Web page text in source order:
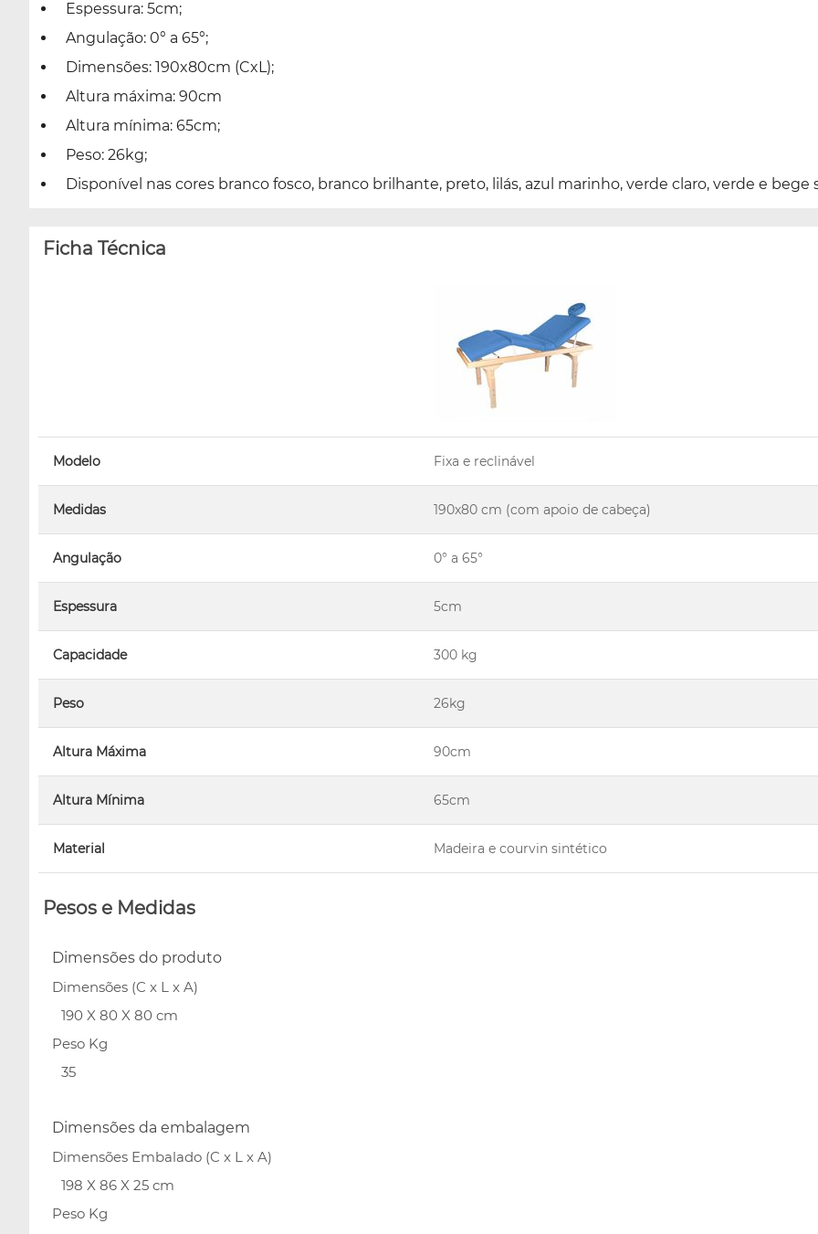
Espessura: 5cm;
Angulação: 0° a 65°;
Dimensões: 190x80cm (CxL);
Altura máxima: 90cm
Altura mínima: 65cm;
Peso: 26kg;
Disponível nas cores branco fosco, branco brilhante, preto, lilás, azul marinho, verde claro, verde e bege
Ficha Técnica
Modelo Fixa e reclinável
Medidas 190x80 cm (com apoio de cabeça)
Angulação 0° a 65°
Espessura 5cm
Capacidade 300 kg
Peso 26kg
Altura Máxima 90cm
Altura Mínima 65cm
Material Madeira e courvin sintético
Pesos e Medidas
Dimensões do produto
Dimensões (C x L x A)
190 X 80 X 80 cm
Peso Kg
35
Dimensões da embalagem
Dimensões Embalado (C x L x A)
198 X 86 X 25 cm
Peso Kg